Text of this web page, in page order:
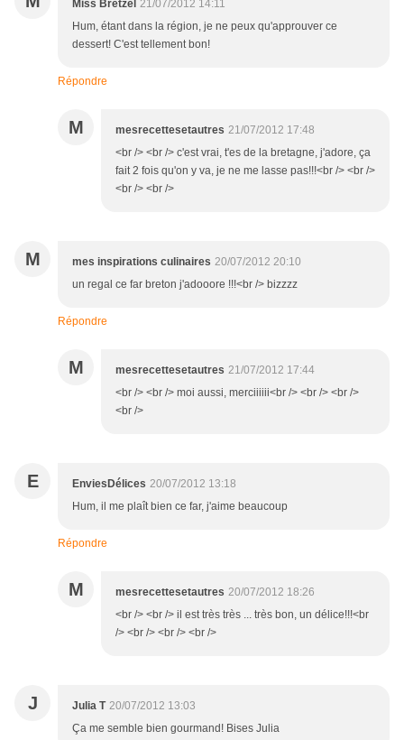
Miss Bretzel 21/07/2012 14:11
Hum, étant dans la région, je ne peux qu'approuver ce
dessert! C'est tellement bon!
Répondre
M mesrecettesetautres 21/07/2012 17:48
<br /> <br /> c'est vrai, t'es de la bretagne, j'adore, ça
fait 2 fois qu'on y va, je ne me lasse pas!!!<br /> <br />
<br /> <br />
M mes inspirations culinaires 20/07/2012 20:10
un regal ce far breton j'adooore !!!<br /> bizzzz
Répondre
M mesrecettesetautres 21/07/2012 17:44
<br /> <br /> moi aussi, merciiiiii<br /> <br /> <br />
<br />
E EnviesDélices 20/07/2012 13:18
Hum, il me plaît bien ce far, j'aime beaucoup
Répondre
M mesrecettesetautres 20/07/2012 18:26
<br /> <br /> il est très très ... très bon, un délice!!!<br
/> <br /> <br /> <br />
J Julia T 20/07/2012 13:03
Ça me semble bien gourmand! Bises Julia